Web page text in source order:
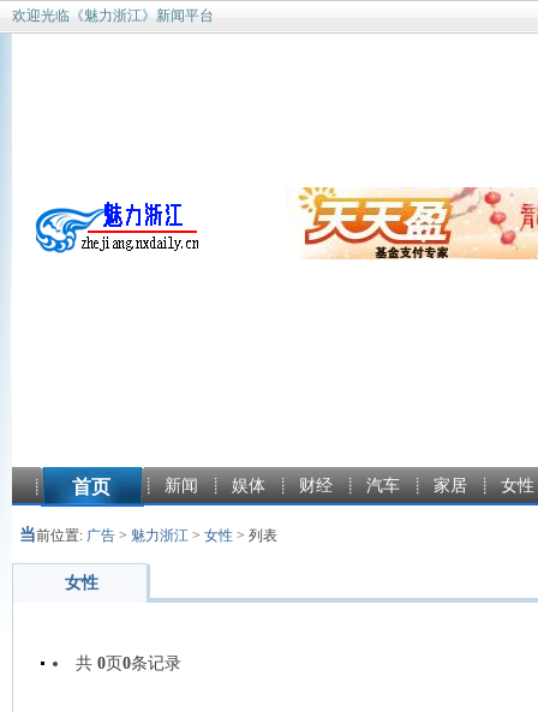
欢迎光临《魅力浙江》新闻平台
首页 新闻 娱体 财经 汽车 家居 女性
当前位置: 广告 > 魅力浙江 > 女性 > 列表
女性
共 0页0条记录